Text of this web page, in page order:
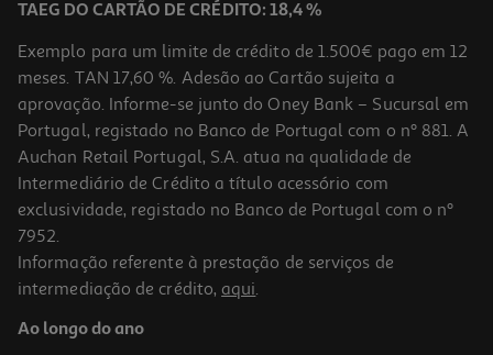
TAEG DO CARTÃO DE CRÉDITO: 18,4 %
Exemplo para um limite de crédito de 1.500€ pago em 12
meses. TAN 17,60 %. Adesão ao Cartão sujeita a
aprovação. Informe-se junto do Oney Bank – Sucursal em
Portugal, registado no Banco de Portugal com o nº 881. A
Auchan Retail Portugal, S.A. atua na qualidade de
Intermediário de Crédito a título acessório com
exclusividade, registado no Banco de Portugal com o nº
7952.
Informação referente à prestação de serviços de
intermediação de crédito, aqui.
Ao longo do ano